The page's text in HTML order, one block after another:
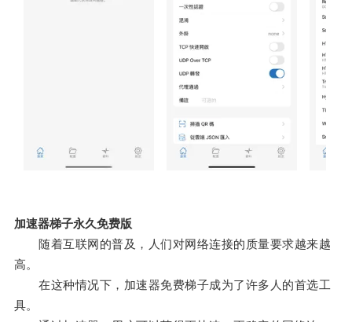
加速器梯子永久免费版
随着互联网的普及，人们对网络连接的质量要求越来越
高。
在这种情况下，加速器免费梯子成为了许多人的首选工
具。